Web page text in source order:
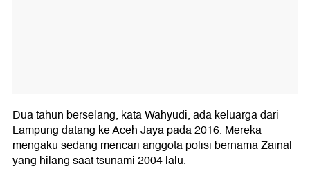
Dua tahun berselang, kata Wahyudi, ada keluarga dari
Lampung datang ke Aceh Jaya pada 2016. Mereka
mengaku sedang mencari anggota polisi bernama Zainal
yang hilang saat tsunami 2004 lalu.